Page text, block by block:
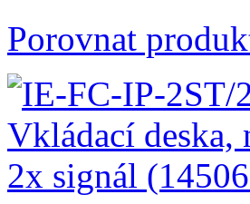
Porovnat